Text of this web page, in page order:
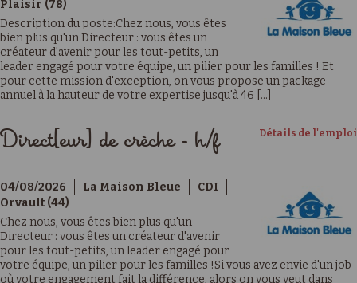
Plaisir (78)
Description du poste:Chez nous, vous êtes
bien plus qu'un Directeur : vous êtes un
créateur d'avenir pour les tout-petits, un
leader engagé pour votre équipe, un pilier pour les familles ! Et
pour cette mission d'exception, on vous propose un package
annuel à la hauteur de votre expertise jusqu'à 46 [...]
Détails de l'emploi
Direct[eur] de crèche - h/f
04/08/2026 La Maison Bleue
CDI
Orvault (44)
Chez nous, vous êtes bien plus qu'un
Directeur : vous êtes un créateur d'avenir
pour les tout-petits, un leader engagé pour
votre équipe, un pilier pour les familles !Si vous avez envie d'un job
où votre engagement fait la différence, alors on vous veut dans